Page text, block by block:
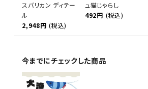
スバリカン ディテー
ル
2,948円 (税込)
ュ猫じゃらし
492円 (税込)
今までにチェックした商品